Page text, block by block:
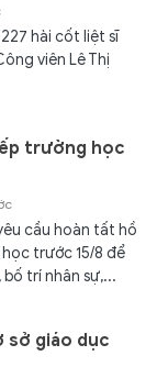
hài cốt liệt sĩ
viên Lê Thị
trường học
cầu hoàn tất hồ
trước 15/8 để
trí nhân sự,...
sở giáo dục